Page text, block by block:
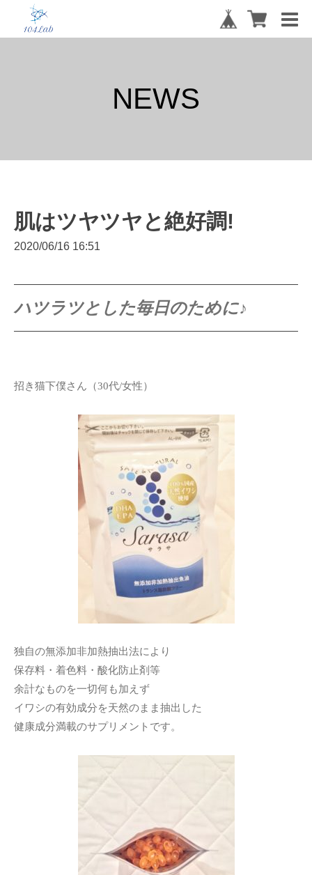
NEWS
肌はツヤツヤと絶好調!
2020/06/16 16:51
ハツラツとした毎日のために♪
招き猫下僕さん（30代/女性）
独自の無添加非加熱抽出法により
保存料・着色料・酸化防止剤等
余計なものを一切何も加えず
イワシの有効成分を天然のまま抽出した
健康成分満載のサプリメントです。